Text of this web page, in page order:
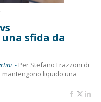
sfida da
- Per Stefano Frazzoni di
mantengono liquido una